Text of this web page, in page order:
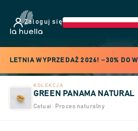
Zaloguj się
LETNIA WYPRZEDAŻ 2026! −30% DO
KOLEKCJA
GREEN PANAMA NATURAL
Catuai · Proces naturalny